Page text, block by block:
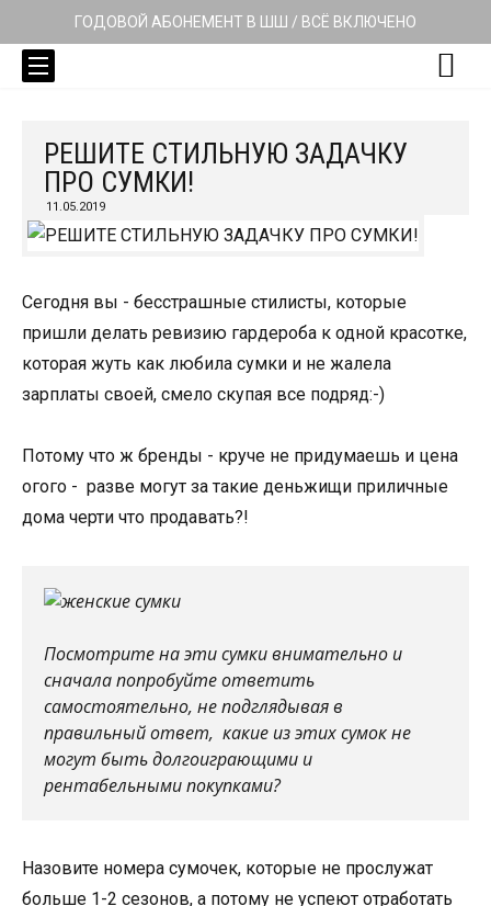
ГОДОВОЙ АБОНЕМЕНТ В ШШ / ВСЁ ВКЛЮЧЕНО
РЕШИТЕ СТИЛЬНУЮ ЗАДАЧКУ
ПРО СУМКИ!
11.05.2019
Сегодня вы - бесстрашные стилисты, которые
пришли делать ревизию гардероба к одной красотке,
которая жуть как любила сумки и не жалела
зарплаты своей, смело скупая все подряд:-)
Потому что ж бренды - круче не придумаешь и цена
огого - разве могут за такие деньжищи приличные
дома черти что продавать?!
Посмотрите на эти сумки внимательно и
сначала попробуйте ответить
самостоятельно, не подглядывая в
правильный ответ, какие из этих сумок не
могут быть долгоиграющими и
рентабельными покупками?
Назовите номера сумочек, которые не прослужат
больше 1-2 сезонов, а потому не успеют отработать